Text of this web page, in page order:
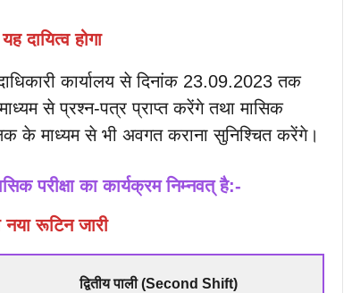
दायित्व होगा
कार्यालय से दिनांक 23.09.2023 तक
से प्रश्न-पत्र प्राप्त करेंगे तथा मासिक
के माध्यम से भी अवगत कराना सुनिश्चित करेंगे।
परीक्षा का कार्यक्रम निम्नवत् है:-
नया रूटिन जारी
द्वितीय पाली (Second Shift)